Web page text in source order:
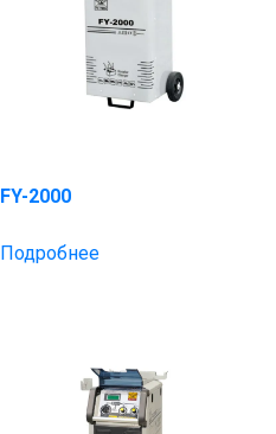
FY-2000
Подробнее